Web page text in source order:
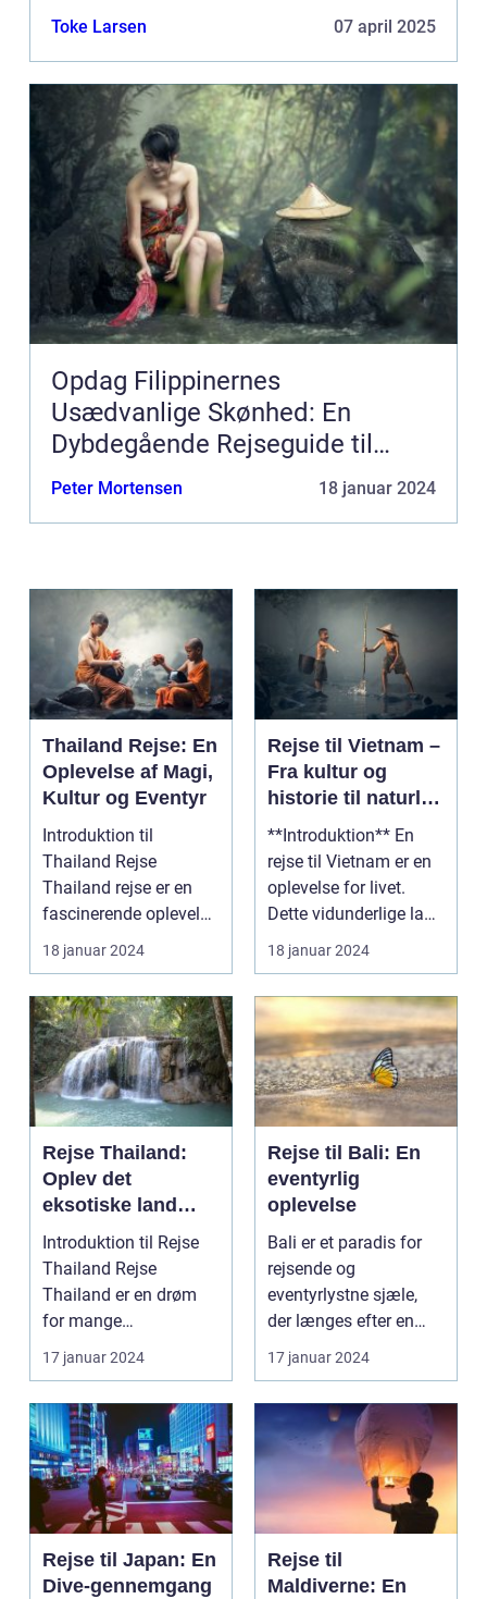
Toke Larsen 07 april 2025
Opdag Filippinernes
Usædvanlige Skønhed: En
Dybdegående Rejseguide til
Filippinerne
Peter Mortensen 18 januar 2024
Thailand Rejse: En
Oplevelse af Magi,
Kultur og Eventyr
Introduktion til
Thailand Rejse
Thailand rejse er en
fascinerende oplevelse
for rejsende og
eventyr...
18 januar 2024
Rejse til Vietnam –
Fra kultur og
historie til naturlig
skønhed
**Introduktion** En
rejse til Vietnam er en
oplevelse for livet.
Dette vidunderlige land
i Sydøstasi...
18 januar 2024
Rejse Thailand:
Oplev det
eksotiske land
fyldt med rig kultur
og betagende
skønhed
Introduktion til Rejse
Thailand Rejse
Thailand er en drøm
for mange
eventyrlystne rejsende,
der søg...
17 januar 2024
Rejse til Bali: En
eventyrlig
oplevelse
Bali er et paradis for
rejsende og
eventyrlystne sjæle,
der længes efter en
unik og berigende
opleve...
17 januar 2024
Rejse til Japan: En
Dive-gennemgang
Rejse til
Maldiverne: En